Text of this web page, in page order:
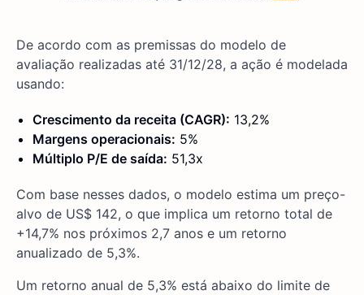
De acordo com as premissas do modelo de
avaliação realizadas até 31/12/28, a ação é modelada
usando:
Crescimento da receita (CAGR): 13,2%
Margens operacionais: 5%
Múltiplo P/E de saída: 51,3x
Com base nesses dados, o modelo estima um preço-
alvo de US$ 142, o que implica um retorno total de
+14,7% nos próximos 2,7 anos e um retorno
anualizado de 5,3%.
Um retorno anual de 5,3% está abaixo do limite de